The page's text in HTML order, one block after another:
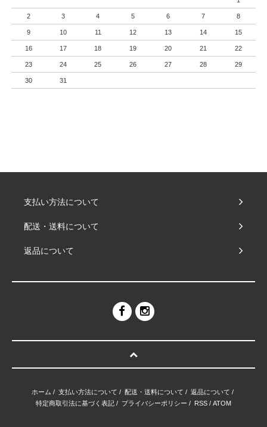
2 3 4 5 6 7 8
9 10 11 12 13 14 15
16 17 18 19 20 21 22
23 24 25 26 27 28 29
30 31
支払い方法について
配送・送料について
返品について
ホーム / 支払い方法について / 配送・送料について / 返品について /
特定商取引法に基づく表記 / プライバシーポリシー / RSS / ATOM